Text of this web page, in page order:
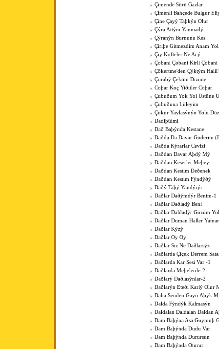
Çimende Sürü Gazlar
Çimenli Bahçede Bulgur
Çine Çayý Taþkýn Olur
Çýra Attým Yanmadý
Çýranýn Burnunu Kes
Çiriþe Gitmezdim Anam
Çiy Köfteler Ne Acý
Çobani Çobani Kirli Çobani
Çökertme'den Çýktým
Çorabý Çektim Dizime
Coþar Koç Yiðitler Coþar
Çubuðum Yok Yol Üstüne
Çubuðuna Lüleyim
Çukur Yaylasýnýn Yolu
Dadiþüimi
Dað Baþýnda Kestane
Daðda Da Davar Güderim
Daðda Kýrarlar Cevizi
Daðdan Davar Aþdý Mý
Daðdan Keserler Meþeyi
Daðdan Kestim Deðenek
Daðdan Kestim Fýndýðý
Daðý Taþý Yandýrýr
Daðlar Daðýmdýr Benim-1
Daðlar Daðladý Beni
Daðlar Daldadýr Gözüm
Daðlar Duman Haller
Daðlar Kýzý
Daðlar Oy Oy
Daðlar Siz Ne Daðlarsýz
Daðlarda Çiçek Derrem
Daðlarda Kar Sesi Var -1
Daðlarda Meþelerde-2
Daðlarý Daðlasýnlar-2
Daðlarýn Eteði Karlý Olur
Daha Senden Gayri Aþýk
Dalda Fýndýk Kalmasýn
Daldalan Daldalan Daldan
Dam Baþýna Asa Goymuþ
Dam Baþýnda Dudu Var
Dam Baþýnda Durursun
Dam Baþýnda Oturur